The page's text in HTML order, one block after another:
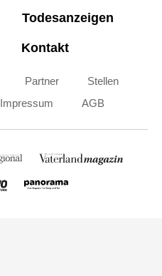
Todesanzeigen
Kontakt
Partner
Stellen
Impressum AGB